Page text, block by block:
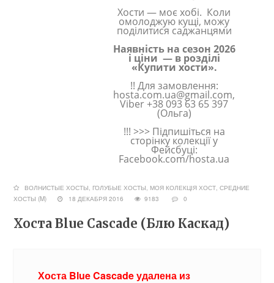
Хости — моє хобі. Коли
омолоджую кущі, можу
поділитися саджанцями
Наявність на сезон 2026
і ціни — в розділі
«Купити хости».
!! Для замовлення:
hosta.com.ua@gmail.com,
Viber +38 093 63 65 397
(Ольга)
!!! >>> Підпишіться на
сторінку колекції у
Фейсбуці:
Facebook.com/hosta.ua
ВОЛНИСТЫЕ ХОСТЫ, ГОЛУБЫЕ ХОСТЫ, МОЯ КОЛЕКЦІЯ ХОСТ,СРЕДНИЕ
ХОСТЫ (M)
18 ДЕКАБРЯ 2016 9183 0
Хоста Blue Cascade (Блю Каскад)
Хоста Blue Cascade удалена из